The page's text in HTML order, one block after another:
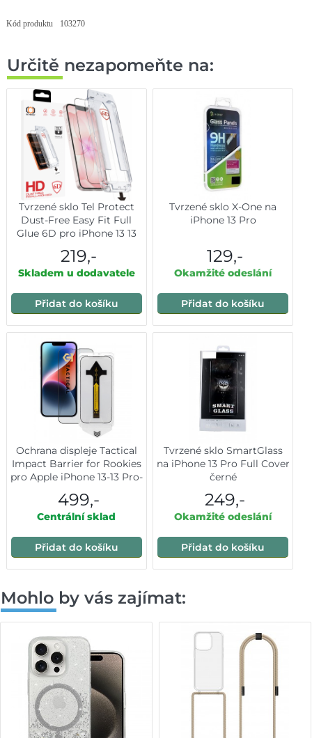
Kód produktu 103270
Určitě nezapomeňte na:
Tvrzené sklo Tel Protect
Dust-Free Easy Fit Full
Glue 6D pro iPhone 13 13
219,-
Skladem u dodavatele
Přidat do košíku
Tvrzené sklo X-One na
iPhone 13 Pro
129,-
Okamžité odeslání
Přidat do košíku
Ochrana displeje Tactical
Impact Barrier for Rookies
pro Apple iPhone 13-13 Pro-
499,-
Centrální sklad
Přidat do košíku
Tvrzené sklo SmartGlass
na iPhone 13 Pro Full Cover
černé
249,-
Okamžité odeslání
Přidat do košíku
Mohlo by vás zajímat: